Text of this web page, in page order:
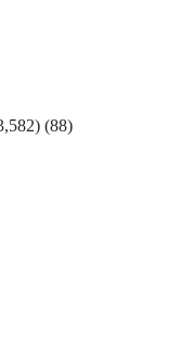
(88)